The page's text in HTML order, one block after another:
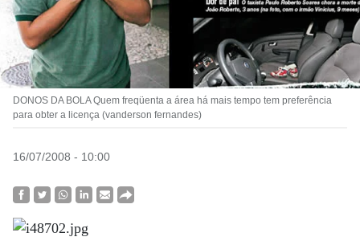
DONOS DA BOLA Quem freqüenta a área há mais tempo tem preferência
para obter a licença (vanderson fernandes)
16/07/2008 - 10:00